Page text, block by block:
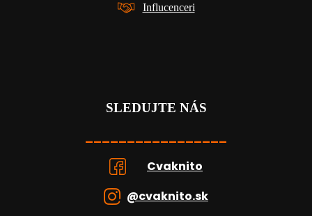
Influcenceri
SLEDUJTE NÁS
_________________
Cvaknito
@cvaknito.sk